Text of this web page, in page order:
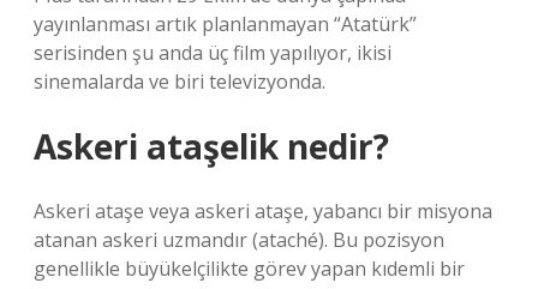
yayınlanması artık planlanmayan “Atatürk”
serisinden şu anda üç film yapılıyor, ikisi
sinemalarda ve biri televizyonda.
Askeri ataşelik nedir?
Askeri ataşe veya askeri ataşe, yabancı bir misyona
atanan askeri uzmandır (ataché). Bu pozisyon
genellikle büyükelçilikte görev yapan kıdemli bir